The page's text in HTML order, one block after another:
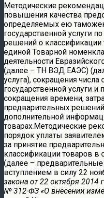
Методические
повышения качества
определяемых ею
государственной услуги
решений о классификации
единой Товарной
деятельности
(далее – ТН ВЭД ЕАЭС)
услуга), сокращения
государственной услуги
сокращения времени,
предварительных
дополнительной
товарах.Методические
порядок уплаты
за принятие
классификации товаров в
(далее –
вступлением в силу 22
закона от 22 октября 2014
№ 312-ФЗ «О внесении